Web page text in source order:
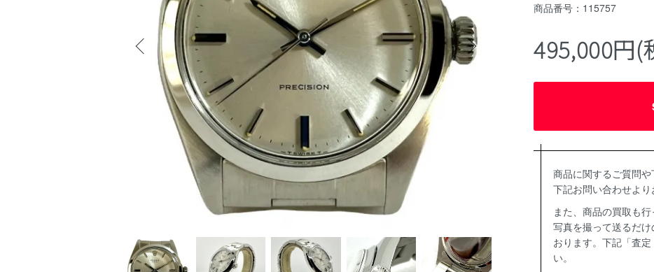
商品番号：115757
495,000円(
商品に関するご質問
下記お問い合わせより
また、商品の買取も
写真を撮って送るだ
おります。下記「査
い。